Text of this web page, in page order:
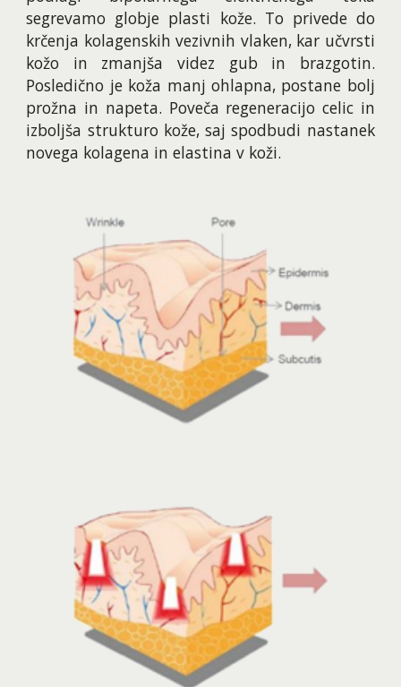
segrevamo globje plasti kože. To privede do
krčenja kolagenskih vezivnih vlaken, kar učvrsti
kožo in zmanjša videz gub in brazgotin.
Posledično je koža manj ohlapna, postane bolj
prožna in napeta. Poveča regeneracijo celic in
izboljša strukturo kože, saj spodbudi nastanek
novega kolagena in elastina v koži.